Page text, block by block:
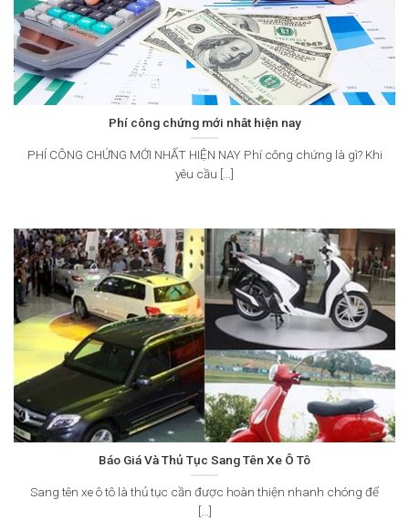
Phí công chứng mới nhât hiện nay
PHÍ CÔNG CHỨNG MỚI NHẤT HIỆN NAY Phí công chứng là gì? Khi
yêu cầu [...]
Báo Giá Và Thủ Tục Sang Tên Xe Ô Tô
Sang tên xe ô tô là thủ tục cần được hoàn thiện nhanh chóng để
[...]